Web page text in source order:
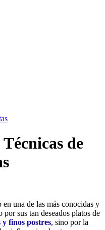
de
en una de las más conocidas y
sus tan deseados platos de
y finos postres, sino por la